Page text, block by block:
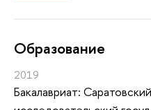
Oбразование
2019
Бакалавриат: